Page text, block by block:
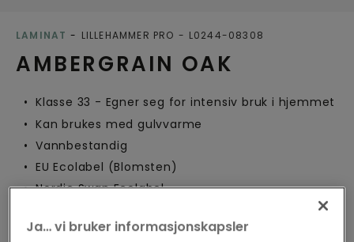
AMBERGRAIN OAK
LAMINAT LILLEHAMMER PRO L0244-08308
Klasse 33 - Egner seg for intensiv bruk i hjemmet
Kan brukes med gulvvarme
Vannbestandig
EU Ecolabel (Blomsten)
Nordic Swan Ecolabel
Ja… vi bruker informasjonskapsler